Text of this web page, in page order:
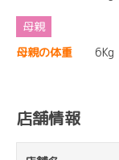
母親の体重 6Kg
店舗情報